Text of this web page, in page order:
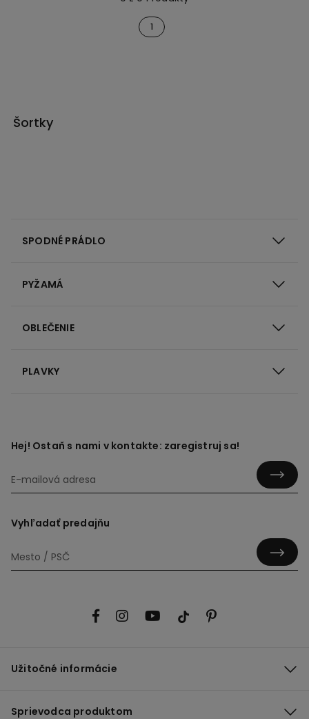
1
Šortky
SPODNÉ PRÁDLO
PYŽAMÁ
OBLEČENIE
PLAVKY
Hej! Ostaň s nami v kontakte: zaregistruj sa!
Vyhľadať predajňu
Užitočné informácie
Sprievodca produktom